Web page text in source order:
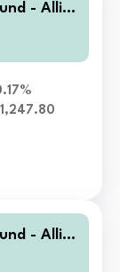
- Allia
Bond IT
1,247.80
- Allia
Bond W